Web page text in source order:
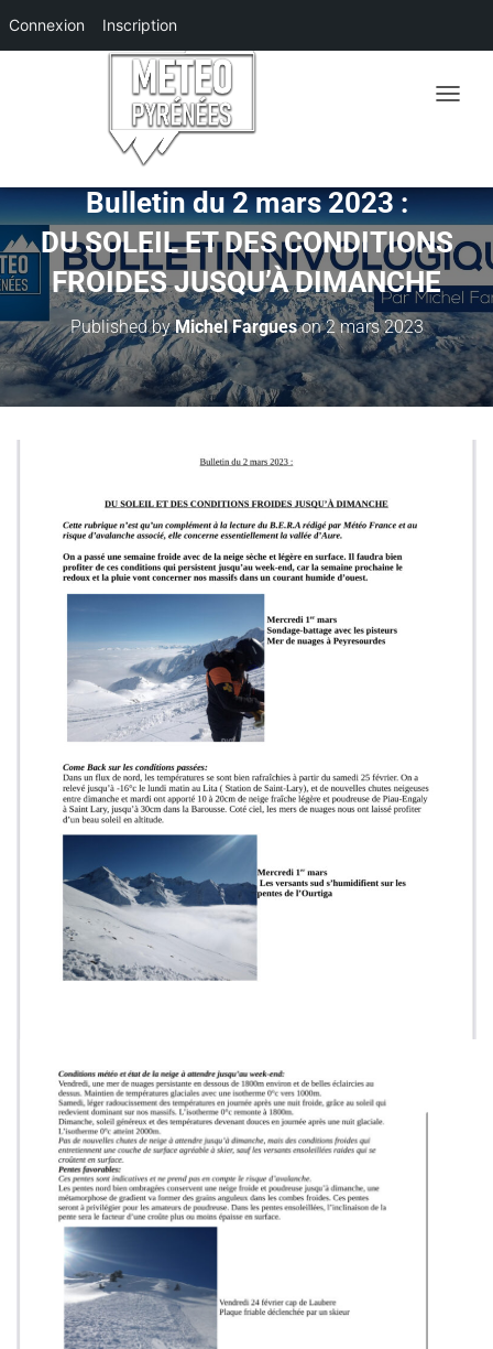
Connexion Inscription
/
F
R
M
E
R
L
A
Bulletin du 2 mars 2023 :
DU SOLEIL ET DES CONDITIONS
FROIDES JUSQU’À DIMANCHE
Published byMichel Fargueson2 mars 2023